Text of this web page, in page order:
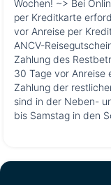
Wochen! ~> Bei
per Kreditkarte
vor Anreise per
ANCV-
Zahlung des
30 Tage vor Anreise
Zahlung der
sind in der Neben-
bis Samstag in den